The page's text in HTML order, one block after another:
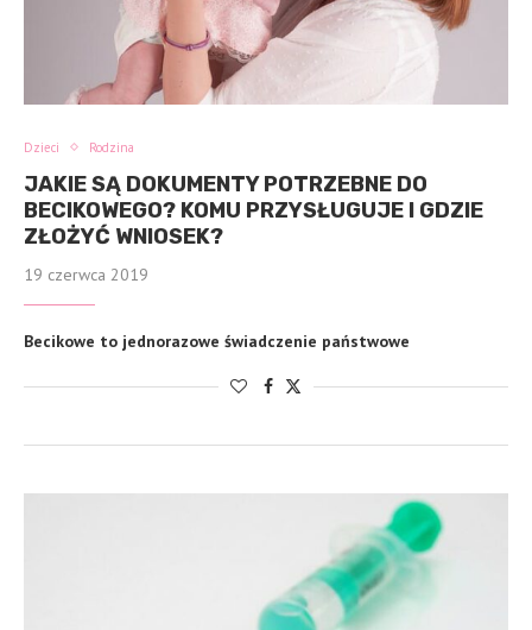
Dzieci Rodzina
JAKIE SĄ DOKUMENTY POTRZEBNE DO
BECIKOWEGO? KOMU PRZYSŁUGUJE I GDZIE
ZŁOŻYĆ WNIOSEK?
19 czerwca 2019
Becikowe to jednorazowe świadczenie państwowe